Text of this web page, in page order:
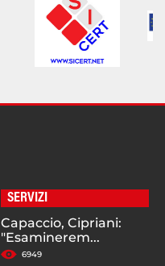
SERVIZI
Capaccio, Cipriani:
"Esaminerem...
6949